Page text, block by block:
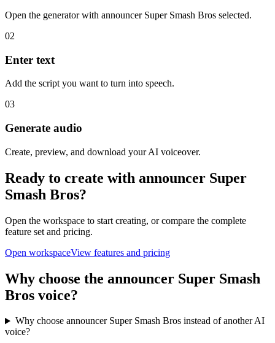
Open the generator with announcer Super Smash Bros selected.
02
Enter text
Add the script you want to turn into speech.
03
Generate audio
Create, preview, and download your AI voiceover.
Ready to create with announcer Super
Smash Bros?
Open the workspace to start creating, or compare the complete
feature set and pricing.
Open workspaceView features and pricing
Why choose the announcer Super Smash
Bros voice?
Why choose announcer Super Smash Bros instead of another AI
voice?